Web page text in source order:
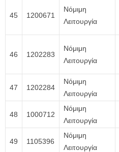
45 1200671
Νόμιμη
Λειτουργία
46 1202283
Νόμιμη
Λειτουργία
47 1202284
Νόμιμη
Λειτουργία
48 1000712
Νόμιμη
Λειτουργία
49 1105396
Νόμιμη
Λειτουργία